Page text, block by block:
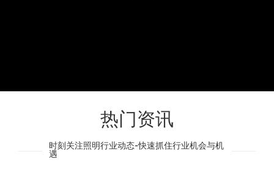
热门资讯
时刻关注照明行业动态-快速抓住行业机会与机
遇